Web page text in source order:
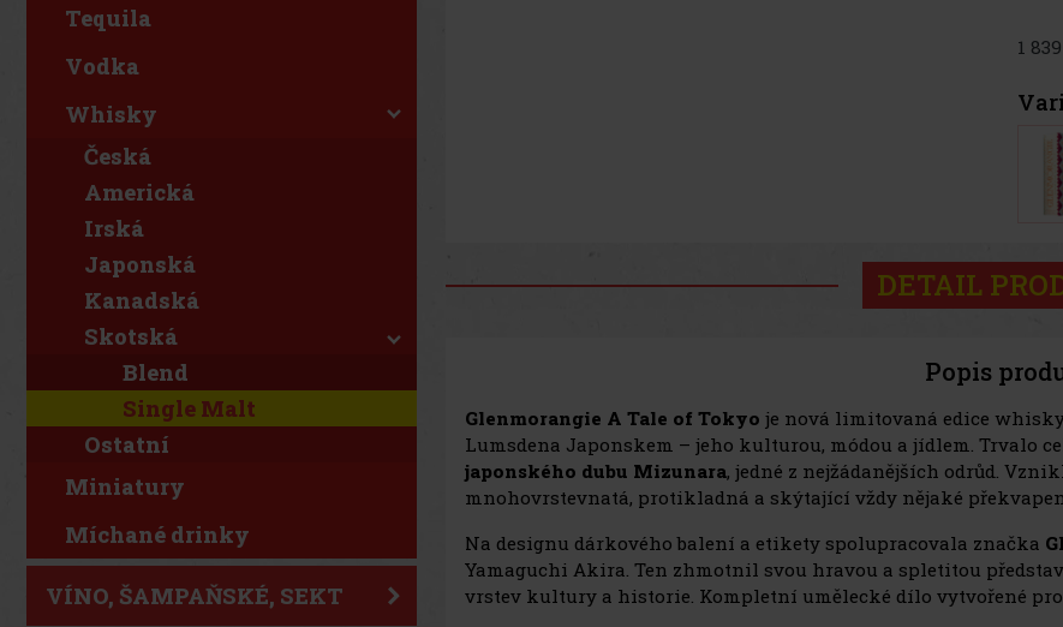
Tequila
Vodka
Whisky
Česká
Americká
Irská
Japonská
Kanadská
Skotská
Blend
Single Malt
Ostatní
Miniatury
Míchané drinky
VÍNO, ŠAMPAŇSKÉ, SEKT
1
DETAIL
Popis
Glenmorangie A Tale of Tokyo je nová limitovaná edice
Lumsdena Japonskem – jeho kulturou, módou a jídlem. Trvalo
japonského dubu Mizunara, jedné z nejžádanějších odrůd.
mnohovrstevnatá, protikladná a skýtající vždy nějaké
Na designu dárkového balení a etikety spolupracovala značka
Yamaguchi Akira. Ten zhmotnil svou hravou a spletitou
vrstev kultury a historie. Kompletní umělecké dílo vytvořené pro